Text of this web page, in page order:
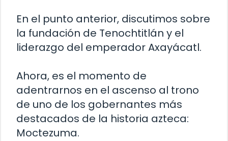
En el punto anterior, discutimos sobre
la fundación de Tenochtitlán y el
liderazgo del emperador Axayácatl.
Ahora, es el momento de
adentrarnos en el ascenso al trono
de uno de los gobernantes más
destacados de la historia azteca:
Moctezuma.